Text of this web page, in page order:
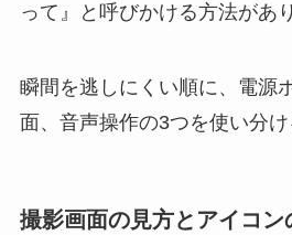
って』と呼びかける方法があ
瞬間を逃しにくい順に、電源
面、音声操作の3つを使い分け
撮影画面の見方とアイコン